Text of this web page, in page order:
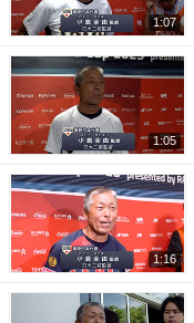
1:07
1:05
1:16